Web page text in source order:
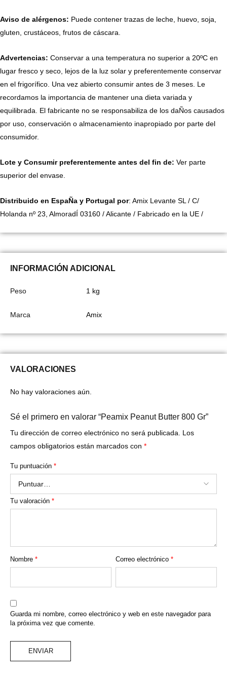
Aviso de alérgenos: Puede contener trazas de leche, huevo, soja,
gluten, crustáceos, frutos de cáscara.
Advertencias: Conservar a una temperatura no superior a 20ºC en
lugar fresco y seco, lejos de la luz solar y preferentemente conservar
en el frigorífico. Una vez abierto consumir antes de 3 meses. Le
recordamos la importancia de mantener una dieta variada y
equilibrada. El fabricante no se responsabiliza de los daÑos causados
por uso, conservación o almacenamiento inapropiado por parte del
consumidor.
Lote y Consumir preferentemente antes del fin de: Ver parte
superior del envase.
Distribuido en EspaÑa y Portugal por: Amix Levante SL / C/
Holanda nº 23, AlmoradÍ 03160 / Alicante / Fabricado en la UE /
INFORMACIÓN ADICIONAL
Peso 1 kg
Marca Amix
VALORACIONES
No hay valoraciones aún.
Sé el primero en valorar “Peamix Peanut Butter 800 Gr”
Tu dirección de correo electrónico no será publicada. Los
campos obligatorios están marcados con *
Tu puntuación *
Tu valoración *
Nombre * Correo electrónico*
Guarda mi nombre, correo electrónico y web en este navegador para
la próxima vez que comente.